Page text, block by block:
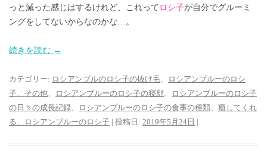
っと減った感じはするけれど、これって ロシ子が自分でグルーミ
ングをしてないからなのかな…。
続きを読む →
カテゴリー: ロシアンブルのロシ子の抜け毛、
ロシアンブルーのロシ
子、その他、 ロシアンブルーのロシ子の寝顔、
ロシアンブルーのロシ子
の日々の成長記録、 ロシアンブルーのロシ子の食事の種類、 癒してくれ
る、ロシアンブルーのロシ子 | 投稿日: 2019年5月24日 |